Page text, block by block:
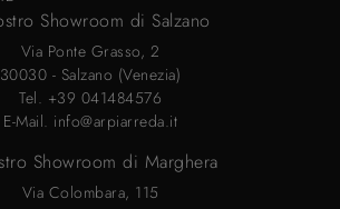
Showroom di Salzano
Via Ponte Grasso, 2
30030 - Salzano (Venezia)
Tel. +39 041484576
E-Mail. info@arpiarreda.it
Showroom di Marghera
Via Colombara, 115